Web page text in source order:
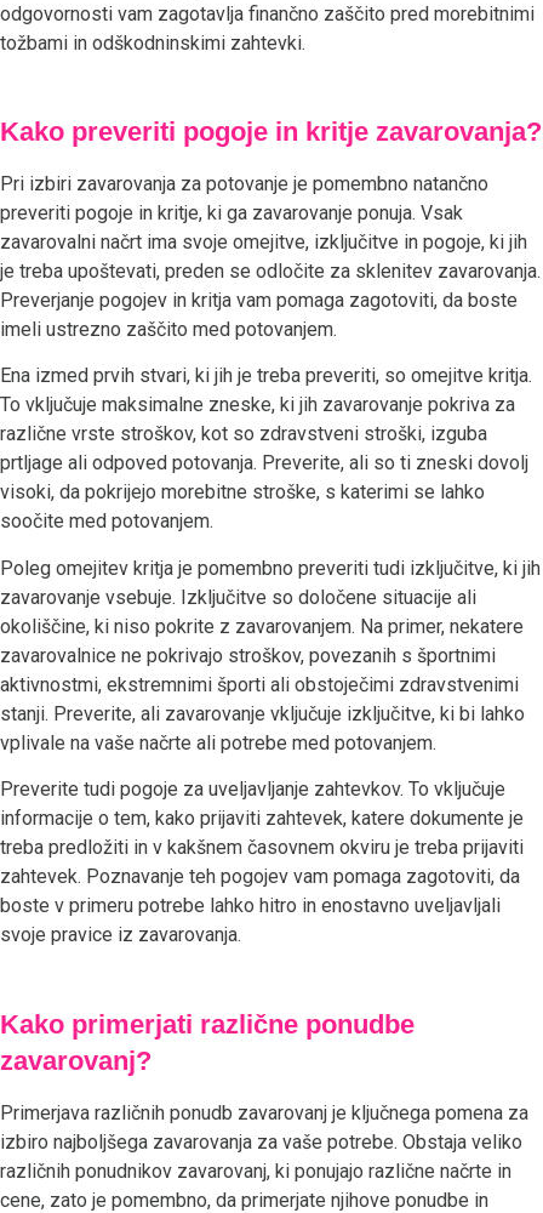
odgovornosti vam zagotavlja finančno zaščito pred morebitnimi
tožbami in odškodninskimi zahtevki.
Kako preveriti pogoje in kritje zavarovanja?
Pri izbiri zavarovanja za potovanje je pomembno natančno
preveriti pogoje in kritje, ki ga zavarovanje ponuja. Vsak
zavarovalni načrt ima svoje omejitve, izključitve in pogoje, ki jih
je treba upoštevati, preden se odločite za sklenitev zavarovanja.
Preverjanje pogojev in kritja vam pomaga zagotoviti, da boste
imeli ustrezno zaščito med potovanjem.
Ena izmed prvih stvari, ki jih je treba preveriti, so omejitve kritja.
To vključuje maksimalne zneske, ki jih zavarovanje pokriva za
različne vrste stroškov, kot so zdravstveni stroški, izguba
prtljage ali odpoved potovanja. Preverite, ali so ti zneski dovolj
visoki, da pokrijejo morebitne stroške, s katerimi se lahko
soočite med potovanjem.
Poleg omejitev kritja je pomembno preveriti tudi izključitve, ki jih
zavarovanje vsebuje. Izključitve so določene situacije ali
okoliščine, ki niso pokrite z zavarovanjem. Na primer, nekatere
zavarovalnice ne pokrivajo stroškov, povezanih s športnimi
aktivnostmi, ekstremnimi športi ali obstoječimi zdravstvenimi
stanji. Preverite, ali zavarovanje vključuje izključitve, ki bi lahko
vplivale na vaše načrte ali potrebe med potovanjem.
Preverite tudi pogoje za uveljavljanje zahtevkov. To vključuje
informacije o tem, kako prijaviti zahtevek, katere dokumente je
treba predložiti in v kakšnem časovnem okviru je treba prijaviti
zahtevek. Poznavanje teh pogojev vam pomaga zagotoviti, da
boste v primeru potrebe lahko hitro in enostavno uveljavljali
svoje pravice iz zavarovanja.
Kako primerjati različne ponudbe
zavarovanj?
Primerjava različnih ponudb zavarovanj je ključnega pomena za
izbiro najboljšega zavarovanja za vaše potrebe. Obstaja veliko
različnih ponudnikov zavarovanj, ki ponujajo različne načrte in
cene, zato je pomembno, da primerjate njihove ponudbe in